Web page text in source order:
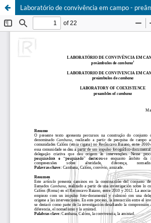
Laboratório de convivência em campo -